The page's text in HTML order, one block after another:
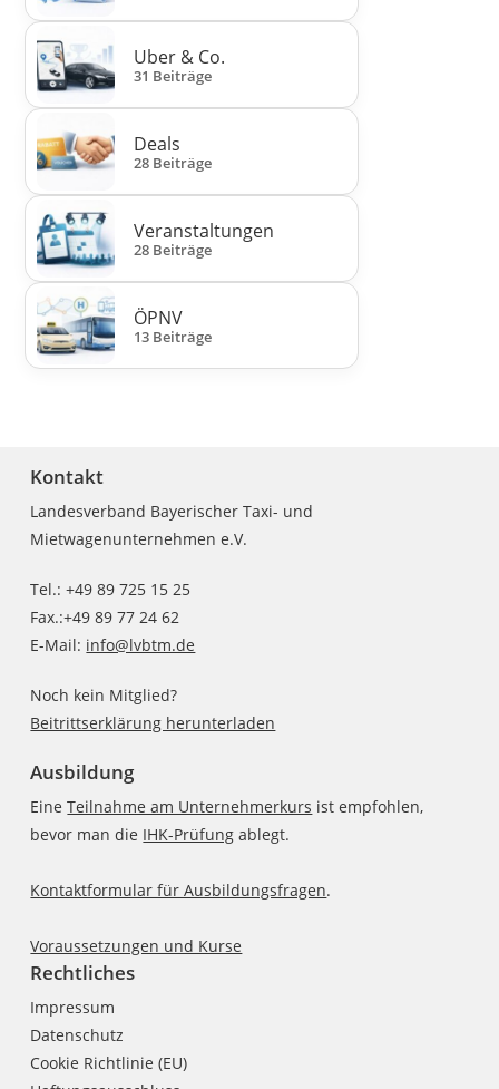
Uber & Co.
31 Beiträge
Deals
28 Beiträge
Veranstaltungen
28 Beiträge
ÖPNV
13 Beiträge
Kontakt
Landesverband Bayerischer Taxi- und
Mietwagenunternehmen e.V.
Tel.: +49 89 725 15 25
Fax.:+49 89 77 24 62
E-Mail: info@lvbtm.de
Noch kein Mitglied?
Beitrittserklärung herunterladen
Ausbildung
EineTeilnahme am Unternehmerkurs ist empfohlen,
bevor man die IHK-Prüfung ablegt.
Kontaktformular für Ausbildungsfragen.
Voraussetzungen und Kurse
Rechtliches
Impressum
Datenschutz
Cookie Richtlinie (EU)